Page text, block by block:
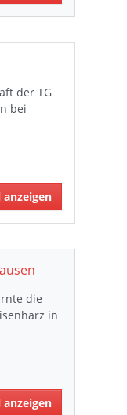
der TG
bei
die
in